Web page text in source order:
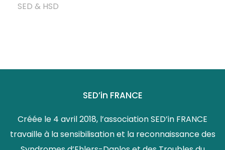
SED & HSD
SED’in FRANCE
Créée le 4 avril 2018, l’association SED’in FRANCE
travaille à la sensibilisation et la reconnaissance des